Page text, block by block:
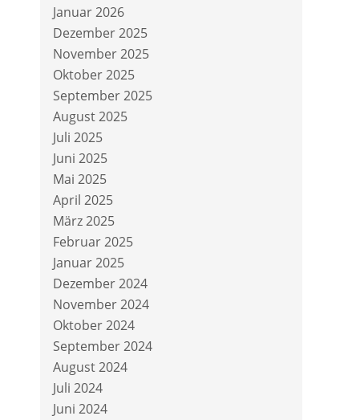
Januar 2026
Dezember 2025
November 2025
Oktober 2025
September 2025
August 2025
Juli 2025
Juni 2025
Mai 2025
April 2025
März 2025
Februar 2025
Januar 2025
Dezember 2024
November 2024
Oktober 2024
September 2024
August 2024
Juli 2024
Juni 2024